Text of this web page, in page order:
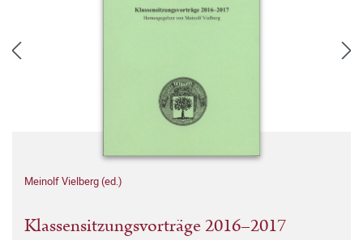
Meinolf Vielberg (ed.)
Klassensitzungsvorträge 2016–2017